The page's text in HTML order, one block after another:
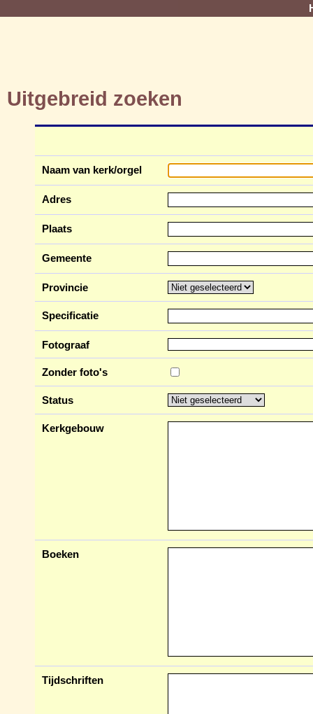
Uitgebreid zoeken
Naam van kerk/orgel
Adres
Plaats
Gemeente
Provincie
Specificatie
Fotograaf
Zonder foto's
Status
Kerkgebouw
Boeken
Tijdschriften